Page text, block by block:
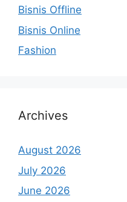
Bisnis Offline
Bisnis Online
Fashion
Archives
August 2026
July 2026
June 2026